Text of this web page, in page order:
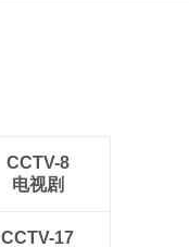
CCTV-8
电视剧
CCTV-17